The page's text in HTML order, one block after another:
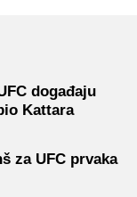
događaju
Kattara
za UFC prvaka